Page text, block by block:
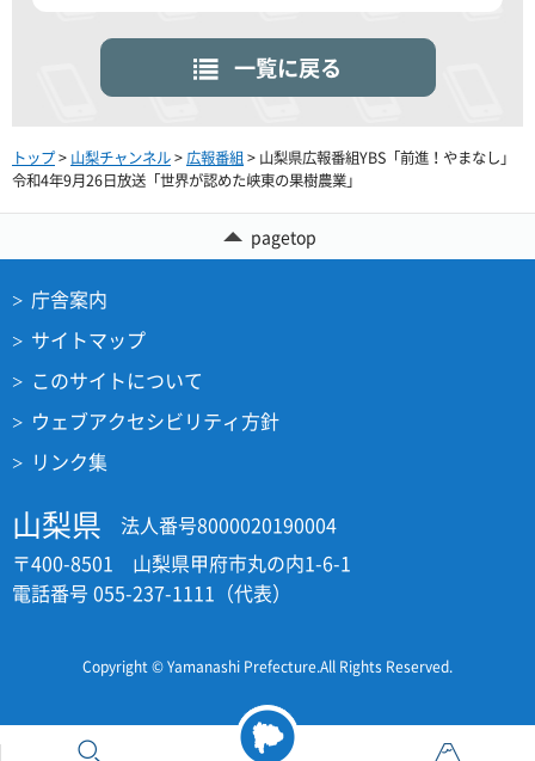
一覧に戻る
トップ> 山梨チャンネル>広報番組> 山梨県広報番組YBS「前進！やまなし」
令和4年9月26日放送「世界が認めた峡東の果樹農業」
pagetop
庁舎案内
サイトマップ
このサイトについて
ウェブアクセシビリティ方針
リンク集
山梨県
法人番号8000020190004
〒400-8501 山梨県甲府市丸の内1-6-1
電話番号 055-237-1111（代表）
Copyright © Yamanashi Prefecture.All Rights Reserved.